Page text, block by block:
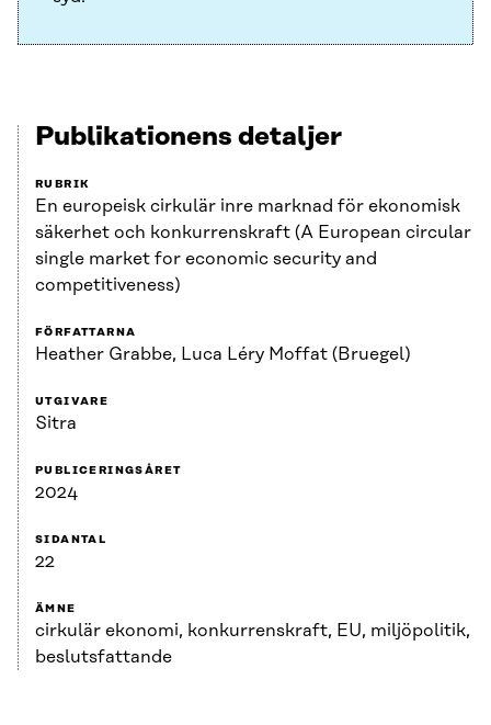
Publikationens detaljer
RUBRIK
En europeisk cirkulär inre marknad för ekonomisk
säkerhet och konkurrenskraft (A European circular
single market for economic security and
competitiveness)
FÖRFATTARNA
Heather Grabbe, Luca Léry Moffat (Bruegel)
UTGIVARE
Sitra
PUBLICERINGSÅRET
2024
SIDANTAL
22
ÄMNE
cirkulär ekonomi, konkurrenskraft, EU, miljöpolitik,
beslutsfattande